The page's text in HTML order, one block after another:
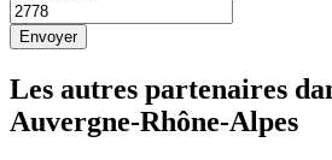
Les autres partenaires
Auvergne-Rhône-Alpes